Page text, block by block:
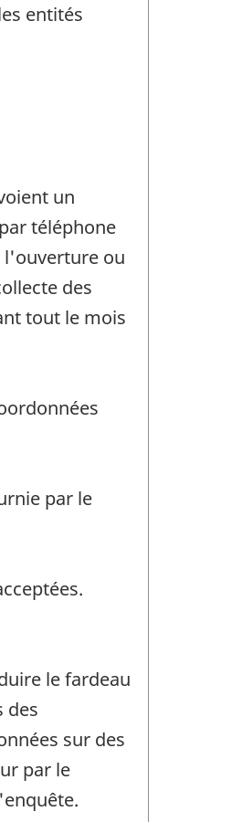
entités
un
téléphone
l'ouverture ou
des
tout le mois
par le
le fardeau
des
sur des
par le